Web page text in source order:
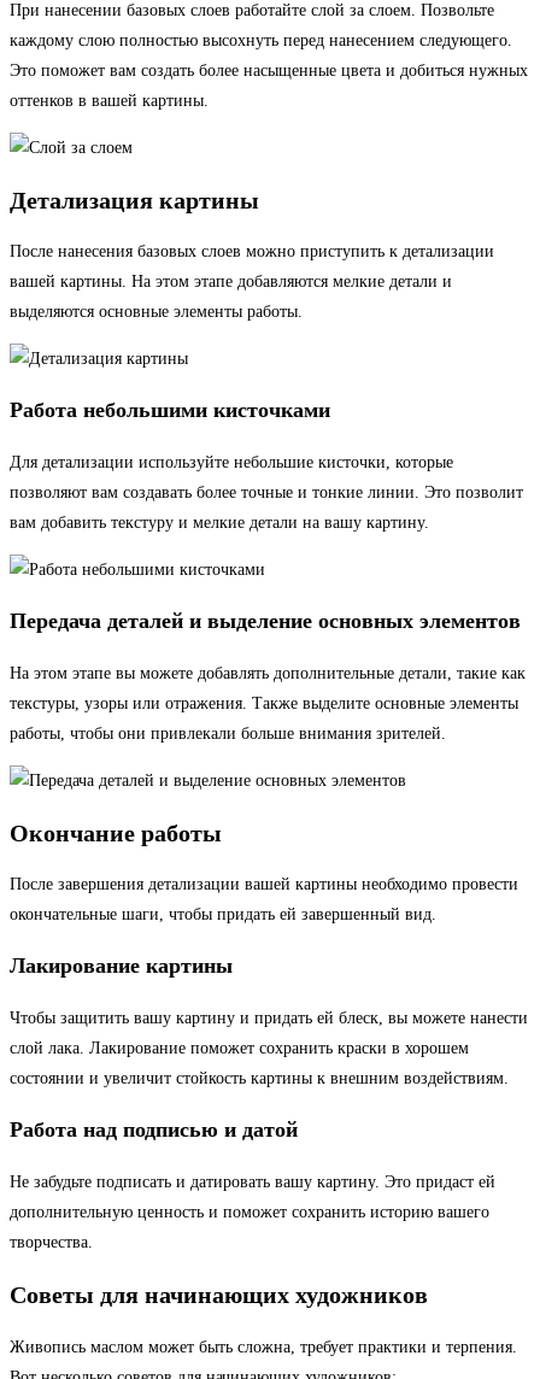
При нанесении базовых слоев работайте слой за слоем. Позвольте
каждому слою полностью высохнуть перед нанесением следующего.
Это поможет вам создать более насыщенные цвета и добиться нужных
оттенков в вашей картины.
Детализация картины
После нанесения базовых слоев можно приступить к детализации
вашей картины. На этом этапе добавляются мелкие детали и
выделяются основные элементы работы.
Работа небольшими кисточками
Для детализации используйте небольшие кисточки, которые
позволяют вам создавать более точные и тонкие линии. Это позволит
вам добавить текстуру и мелкие детали на вашу картину.
Передача деталей и выделение основных элементов
На этом этапе вы можете добавлять дополнительные детали, такие как
текстуры, узоры или отражения. Также выделите основные элементы
работы, чтобы они привлекали больше внимания зрителей.
Окончание работы
После завершения детализации вашей картины необходимо провести
окончательные шаги, чтобы придать ей завершенный вид.
Лакирование картины
Чтобы защитить вашу картину и придать ей блеск, вы можете нанести
слой лака. Лакирование поможет сохранить краски в хорошем
состоянии и увеличит стойкость картины к внешним воздействиям.
Работа над подписью и датой
Не забудьте подписать и датировать вашу картину. Это придаст ей
дополнительную ценность и поможет сохранить историю вашего
творчества.
Советы для начинающих художников
Живопись маслом может быть сложна, требует практики и терпения.